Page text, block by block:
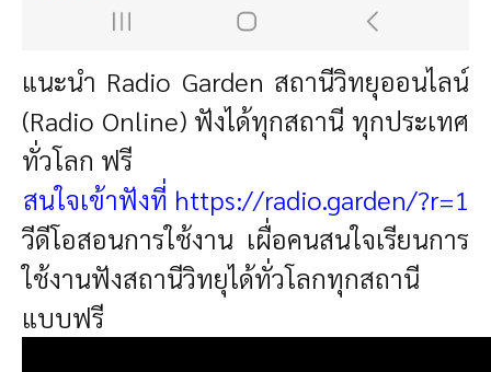
แนะนำ Radio Garden สถานีวิทยุออนไลน์
(Radio Online) ฟังได้ทุกสถานี ทุกประเทศ
ทั่วโลก ฟรี
สนใจเข้าฟังที่ https://radio.garden/?r=1
วีดีโอสอนการใช้งาน เผื่อคนสนใจเรียนการ
ใช้งานฟังสถานีวิทยุได้ทั่วโลกทุกสถานี
แบบฟรี